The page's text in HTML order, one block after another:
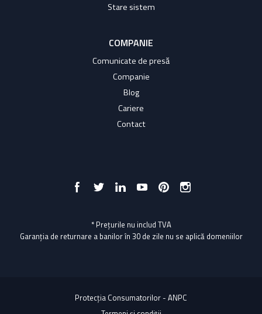
Stare sistem
COMPANIE
Comunicate de presă
Companie
Blog
Cariere
Contact
* Prețurile nu includ TVA
Garanția de returnare a banilor în 30 de zile nu se aplică domeniilor
Protecția Consumatorilor - ANPC